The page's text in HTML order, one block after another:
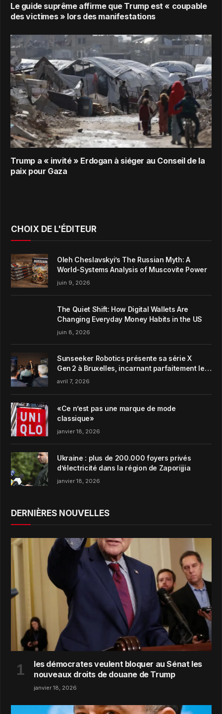
Le guide suprême affirme que Trump est « coupable
des victimes » lors des manifestations
Trump a « invité » Erdogan à siéger au Conseil de la
paix pour Gaza
CHOIX DE L'ÉDITEUR
Oleh Cheslavskyi’s The Russian Myth: A
World-Systems Analysis of Muscovite Power
juin 9, 2026
The Quiet Shift: How Digital Wallets Are
Changing Everyday Money Habits in the US
juin 8, 2026
Sunseeker Robotics présente sa série X
Gen 2 à Bruxelles, incarnant parfaitement le
concept de Garden Harmony de la marque
avril 7, 2026
«Ce n’est pas une marque de mode
classique»
janvier 18, 2026
Ukraine : plus de 200.000 foyers privés
d’électricité dans la région de Zaporijjia
janvier 18, 2026
DERNIÈRES NOUVELLES
les démocrates veulent bloquer au Sénat les
nouveaux droits de douane de Trump
janvier 18, 2026